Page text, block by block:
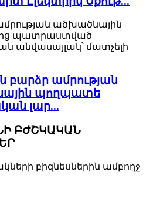
բարձր ամրության
պողպատե
լար...
ԲԺՇԿԱԿԱՆ
բիզնեսներին ամբողջ